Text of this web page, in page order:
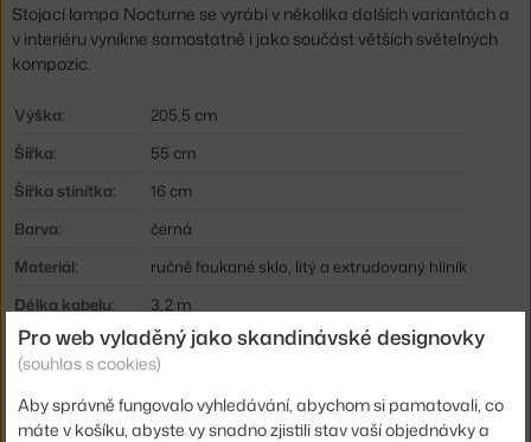
Stojací lampa Nocturne se vyrábí v několika dalších variantách a
v interiéru vynikne samostatně i jako součást větších světelných
kompozic.
Výška:
205,5 cm
Šířka:
55 cm
Šířka stínítka:
16 cm
Barva:
černá
Materiál:
ručně foukané sklo, litý a extrudovaný hliník
Délka kabelu:
3,2 m
Krytí:
IP20
Hlavní materiál:
Světelný tok:
1090 lm
Pro web vyladěný jako skandinávské designovky
(souhlas s cookies)
Aby správně fungovalo vyhledávání, abychom si pamatovali, co
máte v košíku, abyste vy snadno zjistili stav vaší objednávky a